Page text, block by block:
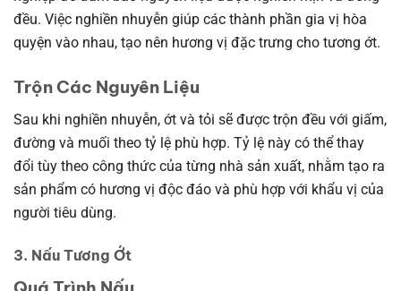
đều. Việc nghiền nhuyễn giúp các thành phần gia vị hòa
quyện vào nhau, tạo nên hương vị đặc trưng cho tương ớt.
Trộn Các Nguyên Liệu
Sau khi nghiền nhuyễn, ớt và tỏi sẽ được trộn đều với giấm,
đường và muối theo tỷ lệ phù hợp. Tỷ lệ này có thể thay
đổi tùy theo công thức của từng nhà sản xuất, nhằm tạo ra
sản phẩm có hương vị độc đáo và phù hợp với khẩu vị của
người tiêu dùng.
3. Nấu Tương Ớt